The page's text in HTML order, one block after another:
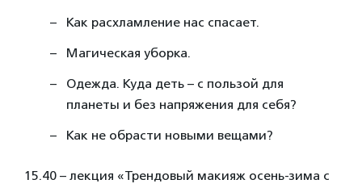
Как расхламление нас спасает.
Магическая уборка.
Одежда. Куда деть – с пользой для
планеты и без напряжения для себя?
Как не обрасти новыми вещами?
15.40 – лекция «Трендовый макияж осень-зима c